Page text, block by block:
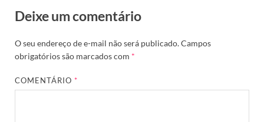
Deixe um comentário
O seu endereço de e-mail não será publicado.Campos
obrigatórios são marcados com *
COMENTÁRIO*